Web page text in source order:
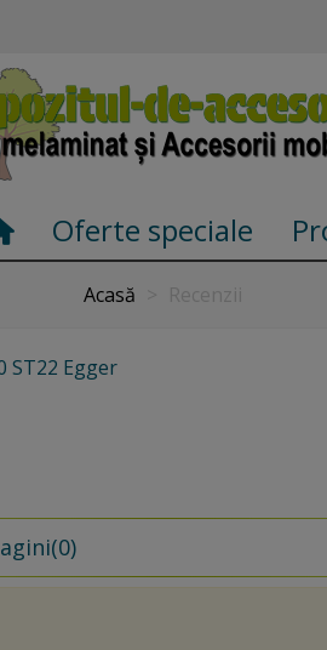
Oferte speciale
Acasă
ST22 Egger
(0)